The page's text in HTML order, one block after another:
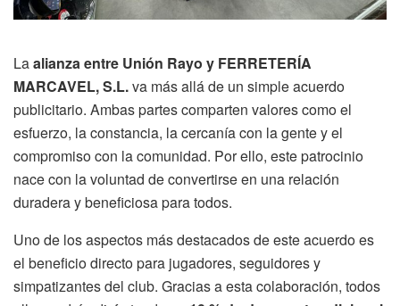
Laalianza entre Unión Rayo y FERRETERÍA
MARCAVEL, S.L.va más allá de un simple acuerdo
publicitario. Ambas partes comparten valores como el
esfuerzo, la constancia, la cercanía con la gente y el
compromiso con la comunidad. Por ello, este patrocinio
nace con la voluntad de convertirse en una relación
duradera y beneficiosa para todos.
Uno de los aspectos más destacados de este acuerdo es
el beneficio directo para jugadores, seguidores y
simpatizantes del club. Gracias a esta colaboración, todos